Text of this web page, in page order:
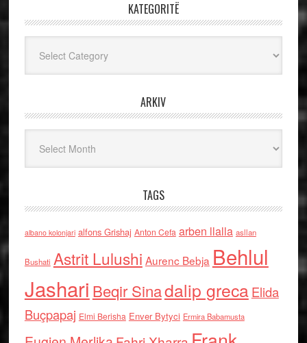
KATEGORITË
ARKIV
TAGS
albano kolonjari alfons Grishaj Anton Cefa arben llalla asllan
Bushati Astrit Lulushi Aurenc Bebja Behlul
Jashari Beqir Sinadalip grecaElida
Buçpapaj Elmi Berisha Enver Bytyci Ermira Babamusta